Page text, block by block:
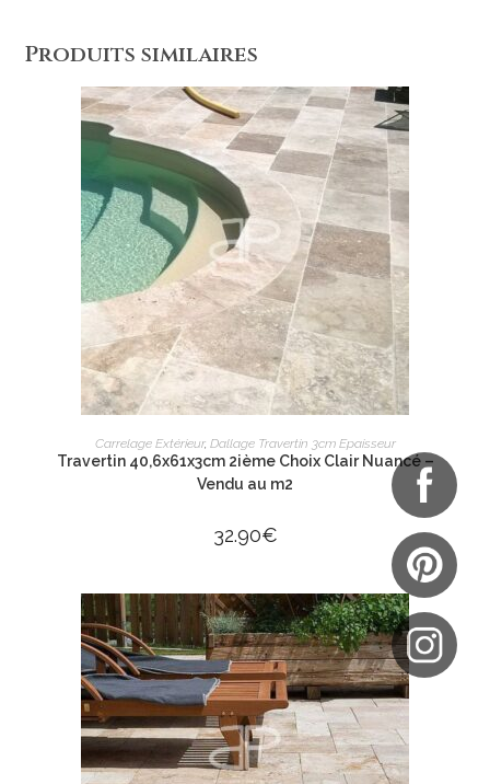
Produits similaires
AJOUTER AU PANIER
Carrelage Extérieur, Dallage Travertin 3cm Epaisseur
Travertin 40,6x61x3cm 2ième Choix Clair Nuancé –
Vendu au m2
32.90€